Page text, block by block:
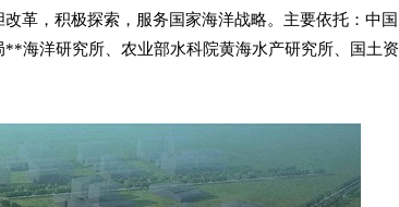
革，积极探索，服务国家海洋战略。主要依托：中国
海洋研究所、农业部水科院黄海水产研究所、国土资